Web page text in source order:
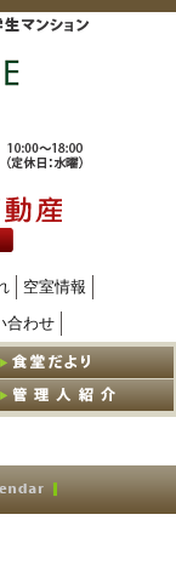
九州大学伊
お電話での
空室情報
合わせ